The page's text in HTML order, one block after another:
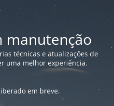
manutenção
técnicas e atualizações de
uma melhor experiência.
em breve.